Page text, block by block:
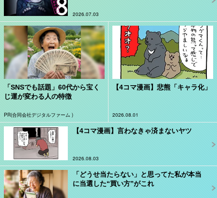
2026.07.03
「SNSでも話題」60代から宝く
じ運が変わる人の特徴
PR(合同会社デジタルファーム )
【4コマ漫画】悲熊「キャラ化」
2026.08.01
【4コマ漫画】言わなきゃ済まないヤツ
2026.08.03
「どうせ当たらない」と思ってた私が本当
に当選した“買い方”がこれ